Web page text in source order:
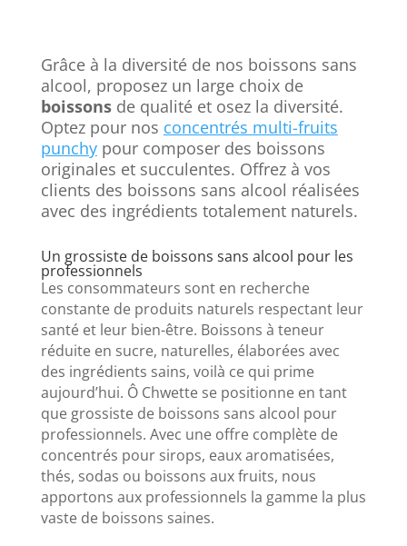
Grâce à la diversité de nos boissons sans
alcool, proposez un large choix de
boissons de qualité et osez la diversité.
Optez pour nos concentrés multi-fruits
punchypour composer des boissons
originales et succulentes. Offrez à vos
clients des boissons sans alcool réalisées
avec des ingrédients totalement naturels.
Un grossiste de boissons sans alcool pour les
professionnels
Les consommateurs sont en recherche
constante de produits naturels respectant leur
santé et leur bien-être. Boissons à teneur
réduite en sucre, naturelles, élaborées avec
des ingrédients sains, voilà ce qui prime
aujourd’hui. Ô Chwette se positionne en tant
que grossiste de boissons sans alcool pour
professionnels. Avec une offre complète de
concentrés pour sirops, eaux aromatisées,
thés, sodas ou boissons aux fruits, nous
apportons aux professionnels la gamme la plus
vaste de boissons saines.